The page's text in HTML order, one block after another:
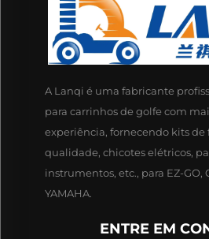
A Lanqi é uma fabricante
para carrinhos de golfe com
experiência, fornecendo kits de
qualidade, chicotes elétricos,
instrumentos, etc., para EZ-GO,
YAMAHA.
ENTRE EM